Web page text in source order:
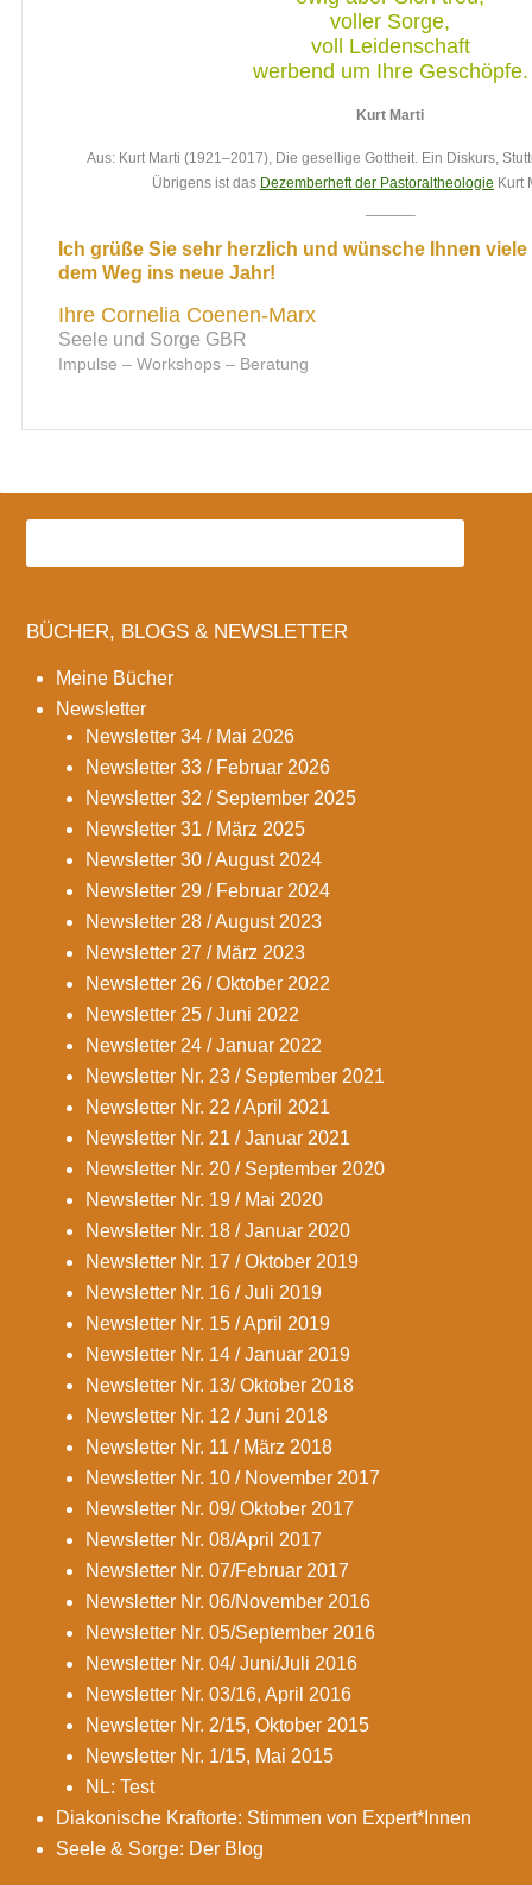
voller Sorge,
voll Leidenschaft
werbend um Ihre Geschöpfe.
Kurt Marti
Aus: Kurt Marti (1921–2017), Die gesellige Gottheit. Ein Diskurs,
Übrigens ist das Dezemberheft der Pastoraltheologie Kurt
Ich grüße Sie sehr herzlich und wünsche Ihnen
dem Weg ins neue Jahr!
Ihre Cornelia Coenen-Marx
Seele und Sorge GBR
Impulse – Workshops – Beratung
BÜCHER, BLOGS & NEWSLETTER
Meine Bücher
Newsletter
Newsletter 34 / Mai 2026
Newsletter 33 / Februar 2026
Newsletter 32 / September 2025
Newsletter 31 / März 2025
Newsletter 30 / August 2024
Newsletter 29 / Februar 2024
Newsletter 28 / August 2023
Newsletter 27 / März 2023
Newsletter 26 / Oktober 2022
Newsletter 25 / Juni 2022
Newsletter 24 / Januar 2022
Newsletter Nr. 23 / September 2021
Newsletter Nr. 22 / April 2021
Newsletter Nr. 21 / Januar 2021
Newsletter Nr. 20 / September 2020
Newsletter Nr. 19 / Mai 2020
Newsletter Nr. 18 / Januar 2020
Newsletter Nr. 17 / Oktober 2019
Newsletter Nr. 16 / Juli 2019
Newsletter Nr. 15 / April 2019
Newsletter Nr. 14 / Januar 2019
Newsletter Nr. 13/ Oktober 2018
Newsletter Nr. 12 / Juni 2018
Newsletter Nr. 11 / März 2018
Newsletter Nr. 10 / November 2017
Newsletter Nr. 09/ Oktober 2017
Newsletter Nr. 08/April 2017
Newsletter Nr. 07/Februar 2017
Newsletter Nr. 06/November 2016
Newsletter Nr. 05/September 2016
Newsletter Nr. 04/ Juni/Juli 2016
Newsletter Nr. 03/16, April 2016
Newsletter Nr. 2/15, Oktober 2015
Newsletter Nr. 1/15, Mai 2015
NL: Test
Diakonische Kraftorte: Stimmen von Expert*Innen
Seele & Sorge: Der Blog